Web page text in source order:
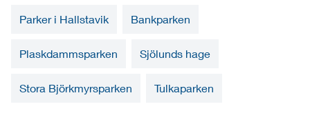
Parker i Hallstavik Bankparken
Plaskdammsparken Sjölunds hage
Stora Björkmyrsparken Tulkaparken